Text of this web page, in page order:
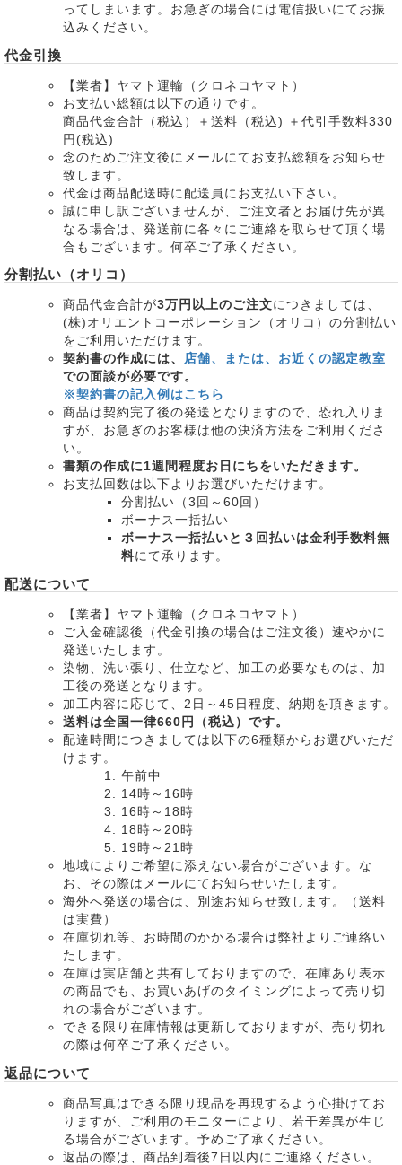
ってしまいます。お急ぎの場合には電信扱いにてお振
込みください。
代金引換
【業者】ヤマト運輸（クロネコヤマト）
お支払い総額は以下の通りです。
商品代金合計（税込）＋送料（税込) ＋代引手数料330
円(税込)
念のためご注文後にメールにてお支払総額をお知らせ
致します。
代金は商品配送時に配送員にお支払い下さい。
誠に申し訳ございませんが、ご注文者とお届け先が異
なる場合は、発送前に各々にご連絡を取らせて頂く場
合もございます。何卒ご了承ください。
分割払い（オリコ）
商品代金合計が3万円以上のご注文につきましては、
(株)オリエントコーポレーション（オリコ）の分割払い
をご利用いただけます。
契約書の作成には、 店舗、または、お近くの認定教室
での面談が必要です。
※契約書の記入例はこちら
商品は契約完了後の発送となりますので、恐れ入りま
すが、お急ぎのお客様は他の決済方法をご利用くださ
い。
書類の作成に1週間程度お日にちをいただきます。
お支払回数は以下よりお選びいただけます。
分割払い（3回～60回）
ボーナス一括払い
ボーナス一括払いと３回払いは金利手数料無
料にて承ります。
配送について
【業者】ヤマト運輸（クロネコヤマト）
ご入金確認後（代金引換の場合はご注文後）速やかに
発送いたします。
染物、洗い張り、仕立など、加工の必要なものは、加
工後の発送となります。
加工内容に応じて、2日～45日程度、納期を頂きます。
送料は全国一律660円（税込）です。
配達時間につきましては以下の6種類からお選びいただ
けます。
午前中
14時～16時
16時～18時
18時～20時
19時～21時
地域によりご希望に添えない場合がございます。な
お、その際はメールにてお知らせいたします。
海外へ発送の場合は、別途お知らせ致します。（送料
は実費）
在庫切れ等、お時間のかかる場合は弊社よりご連絡い
たします。
在庫は実店舗と共有しておりますので、在庫あり表示
の商品でも、お買いあげのタイミングによって売り切
れの場合がございます。
できる限り在庫情報は更新しておりますが、売り切れ
の際は何卒ご了承ください。
返品について
商品写真はできる限り現品を再現するよう心掛けてお
りますが、ご利用のモニターにより、若干差異が生じ
る場合がございます。予めご了承ください。
返品の際は、商品到着後7日以内にご連絡ください。